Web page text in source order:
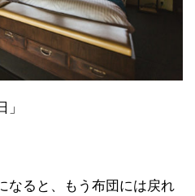
なると、もう布団には戻れ